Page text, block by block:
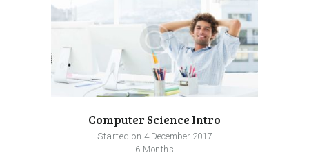
Computer Science Intro
Started on 4 December 2017
6 Months